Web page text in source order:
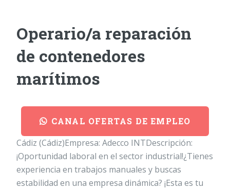
Operario/a reparación
de contenedores
marítimos
CANAL OFERTAS DE EMPLEO
Cádiz (Cádiz)Empresa: Adecco INTDescripción:
¡Oportunidad laboral en el sector industrial!¿Tienes
experiencia en trabajos manuales y buscas
estabilidad en una empresa dinámica? ¡Esta es tu